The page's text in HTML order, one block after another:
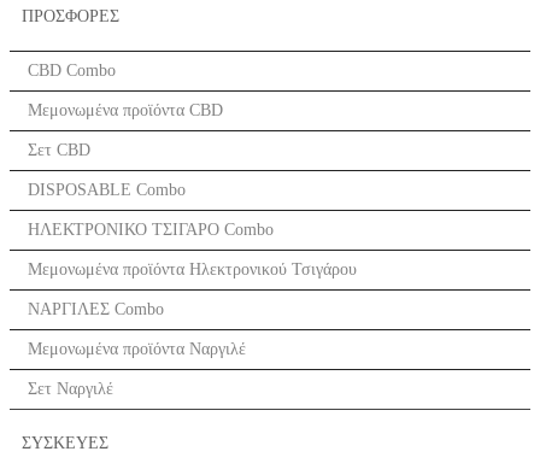
ΠΡΟΣΦΟΡΕΣ
CBD Combo
Μεμονωμένα προϊόντα CBD
Σετ CBD
DISPOSABLE Combo
ΗΛΕΚΤΡΟΝΙΚΟ ΤΣΙΓΑΡΟ Combo
Μεμονωμένα προϊόντα Ηλεκτρονικού Τσιγάρου
ΝΑΡΓΙΛΕΣ Combo
Μεμονωμένα προϊόντα Ναργιλέ
Σετ Ναργιλέ
ΣΥΣΚΕΥΕΣ